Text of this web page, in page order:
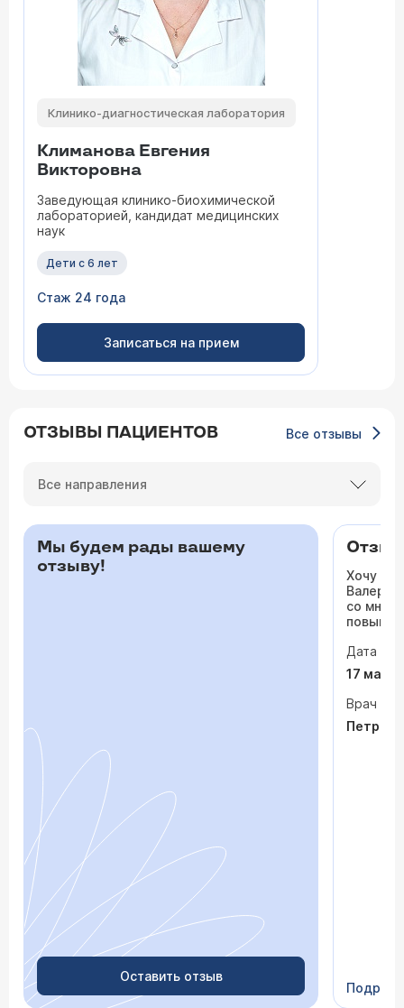
Клинико-диагностическая лаборатория
Климанова Евгения
Викторовна
Заведующая клинико-биохимической
лабораторией, кандидат медицинских
наук
Дети с 6 лет
Стаж 24 года
Записаться на прием
ОТЗЫВЫ ПАЦИЕНТОВ Все отзывы
Все направления
Мы будем рады вашему
отзыву!
Оставить отзыв
Хочу
со мной
сердца.
раз
врачи
На
Сейчас
Дата
17 мая
Врач